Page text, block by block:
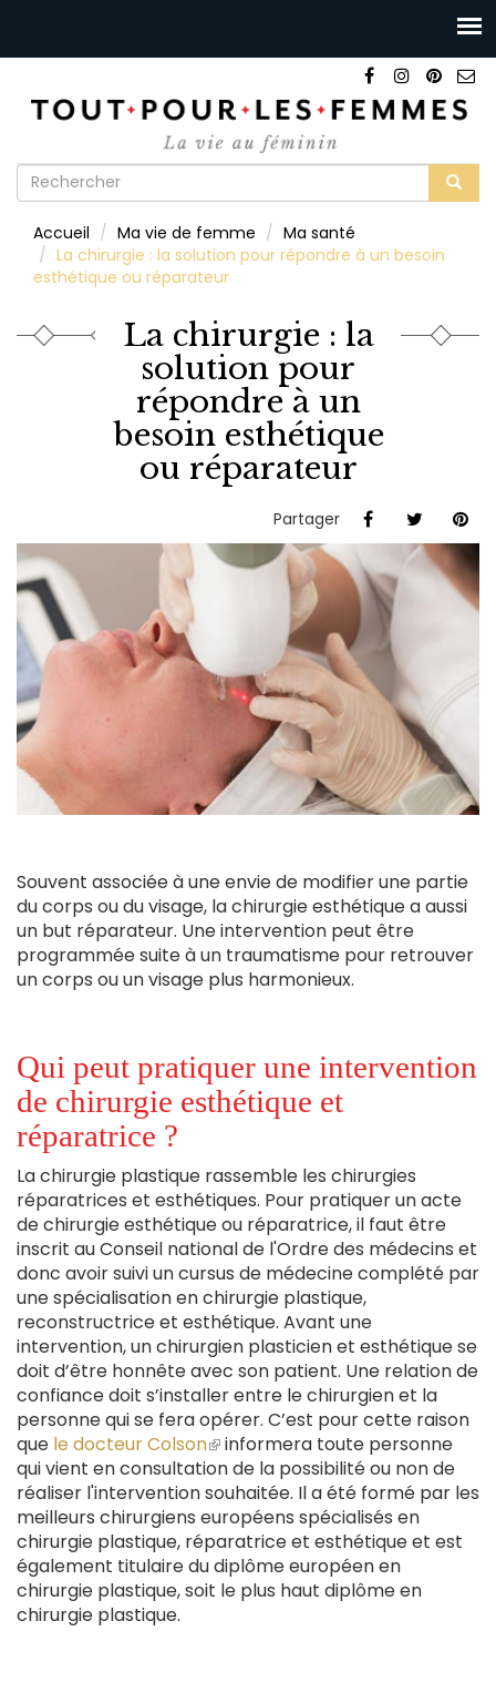
Formulaire
recherche
Accueil Ma vie de femme
Ma santé
La chirurgie : la solution pour répondre à un besoin
esthétique ou réparateur
La chirurgie : la
solution pour
répondre à un
besoin esthétique
ou réparateur
Partager
Souvent associée à une envie de modifier une partie
du corps ou du visage, la chirurgie esthétique a aussi
un but réparateur. Une intervention peut être
programmée suite à un traumatisme pour retrouver
un corps ou un visage plus harmonieux.
Qui peut pratiquer une intervention
de chirurgie esthétique et
réparatrice ?
La chirurgie plastique rassemble les chirurgies
réparatrices et esthétiques. Pour pratiquer un acte
de chirurgie esthétique ou réparatrice, il faut être
inscrit au Conseil national de l'Ordre des médecins et
donc avoir suivi un cursus de médecine complété par
une spécialisation en chirurgie plastique,
reconstructrice et esthétique. Avant une
intervention, un chirurgien plasticien et esthétique se
doit d’être honnête avec son patient. Une relation de
confiance doit s’installer entre le chirurgien et la
personne qui se fera opérer. C’est pour cette raison
que le docteur Colson(le
lien
est
externe)
informera toute personne
qui vient en consultation de la possibilité ou non de
réaliser l'intervention souhaitée. Il a été formé par les
meilleurs chirurgiens européens spécialisés en
chirurgie plastique, réparatrice et esthétique et est
également titulaire du diplôme européen en
chirurgie plastique, soit le plus haut diplôme en
chirurgie plastique.